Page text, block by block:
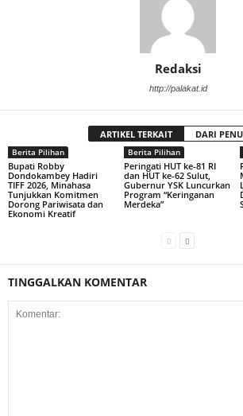
Redaksi
http://palakat.id
ARTIKEL TERKAIT DARI
Berita Pilihan
Bupati Robby
Dondokambey Hadiri
TIFF 2026, Minahasa
Tunjukkan Komitmen
Dorong Pariwisata dan
Ekonomi Kreatif
Berita Pilihan
Peringati HUT ke-81 RI
dan HUT ke-62 Sulut,
Gubernur YSK Luncurkan
Program “Keringanan
Merdeka”
TINGGALKAN KOMENTAR